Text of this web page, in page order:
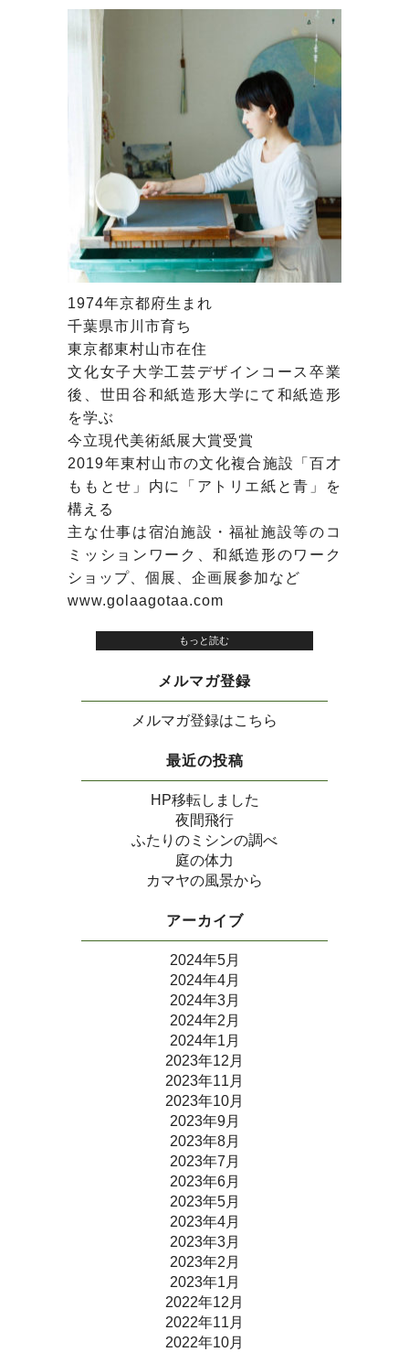
1974年京都府生まれ
千葉県市川市育ち
東京都東村山市在住
文化女子大学工芸デザインコース卒業
後、世田谷和紙造形大学にて和紙造形
を学ぶ
今立現代美術紙展大賞受賞
2019年東村山市の文化複合施設「百才
ももとせ」内に「アトリエ紙と青」を
構える
主な仕事は宿泊施設・福祉施設等のコ
ミッションワーク、和紙造形のワーク
ショップ、個展、企画展参加など
www.golaagotaa.com
もっと読む
メルマガ登録
メルマガ登録はこちら
最近の投稿
HP移転しました
夜間飛行
ふたりのミシンの調べ
庭の体力
カマヤの風景から
アーカイブ
2024年5月
2024年4月
2024年3月
2024年2月
2024年1月
2023年12月
2023年11月
2023年10月
2023年9月
2023年8月
2023年7月
2023年6月
2023年5月
2023年4月
2023年3月
2023年2月
2023年1月
2022年12月
2022年11月
2022年10月